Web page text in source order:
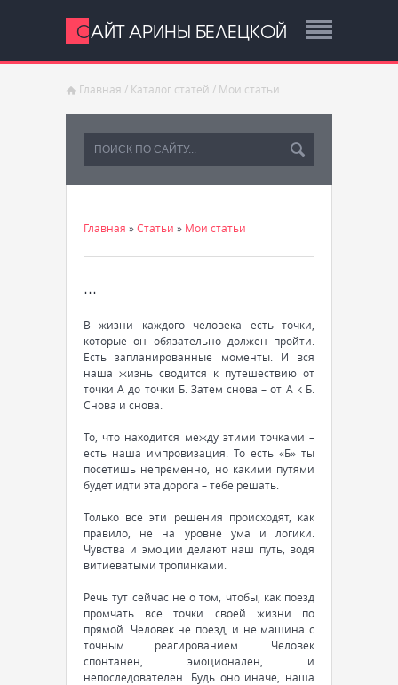
САЙТ АРИНЫ БЕЛЕЦКОЙ
Главная / Каталог статей / Мои статьи
Главная »Статьи » Мои статьи
...
В жизни каждого человека есть точки,
которые он обязательно должен пройти.
Есть запланированные моменты. И вся
наша жизнь сводится к путешествию от
точки А до точки Б. Затем снова – от А к Б.
Снова и снова.
То, что находится между этими точками –
есть наша импровизация. То есть «Б» ты
посетишь непременно, но какими путями
будет идти эта дорога – тебе решать.
Только все эти решения происходят, как
правило, не на уровне ума и логики.
Чувства и эмоции делают наш путь, водя
витиеватыми тропинками.
Речь тут сейчас не о том, чтобы, как поезд
промчать все точки своей жизни по
прямой. Человек не поезд, и не машина с
точным реагированием. Человек
спонтанен, эмоционален, и
непоследователен. Будь оно иначе, наша